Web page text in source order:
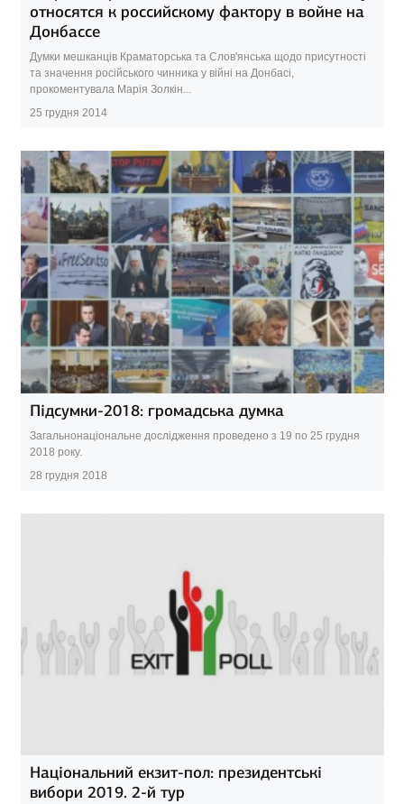
относятся к российскому фактору в войне на
Донбассе
Думки мешканців Краматорська та Слов'янська щодо присутності
та значення російського чинника у війні на Донбасі,
прокоментувала Марія Золкін...
25 грудня 2014
Підсумки-2018: громадська думка
Загальнонаціональне дослідження проведено з 19 по 25 грудня
2018 року.
28 грудня 2018
Національний екзит-пол: президентські
вибори 2019. 2-й тур